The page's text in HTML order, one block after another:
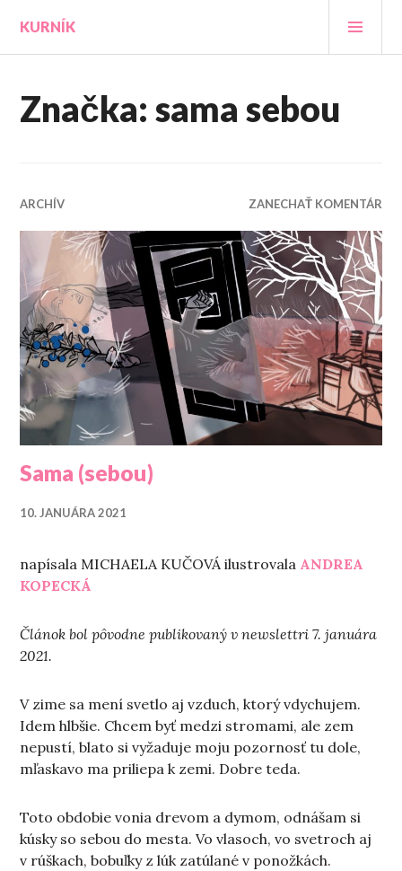
obsah
KURNÍK
Značka:sama sebou
ARCHÍV ZANECHAŤ KOMENTÁR
Sama (sebou)
10. JANUÁRA 2021
napísala MICHAELA KUČOVÁ ilustrovala ANDREA
KOPECKÁ
Článok bol pôvodne publikovaný v newslettri 7. januára
2021.
V zime sa mení svetlo aj vzduch, ktorý vdychujem.
Idem hlbšie. Chcem byť medzi stromami, ale zem
nepustí, blato si vyžaduje moju pozornosť tu dole,
mľaskavo ma priliepa k zemi. Dobre teda.
Toto obdobie vonia drevom a dymom, odnášam si
kúsky so sebou do mesta. Vo vlasoch, vo svetroch aj
v rúškach, bobuľky z lúk zatúlané v ponožkách.